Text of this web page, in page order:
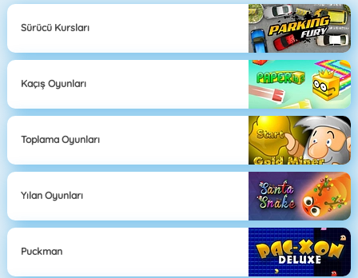
Sürücü Kursları
Kaçış Oyunları
Toplama Oyunları
Yılan Oyunları
Puckman